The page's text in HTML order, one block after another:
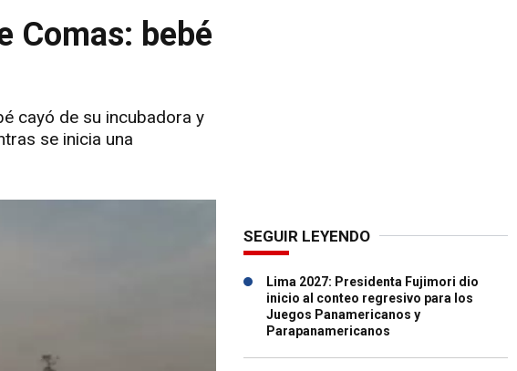
Comas: bebé
cayó de su incubadora y
se inicia una
SEGUIR LEYENDO
Lima 2027: Presidenta Fujimori dio
inicio al conteo regresivo para los
Juegos Panamericanos y
Parapanamericanos